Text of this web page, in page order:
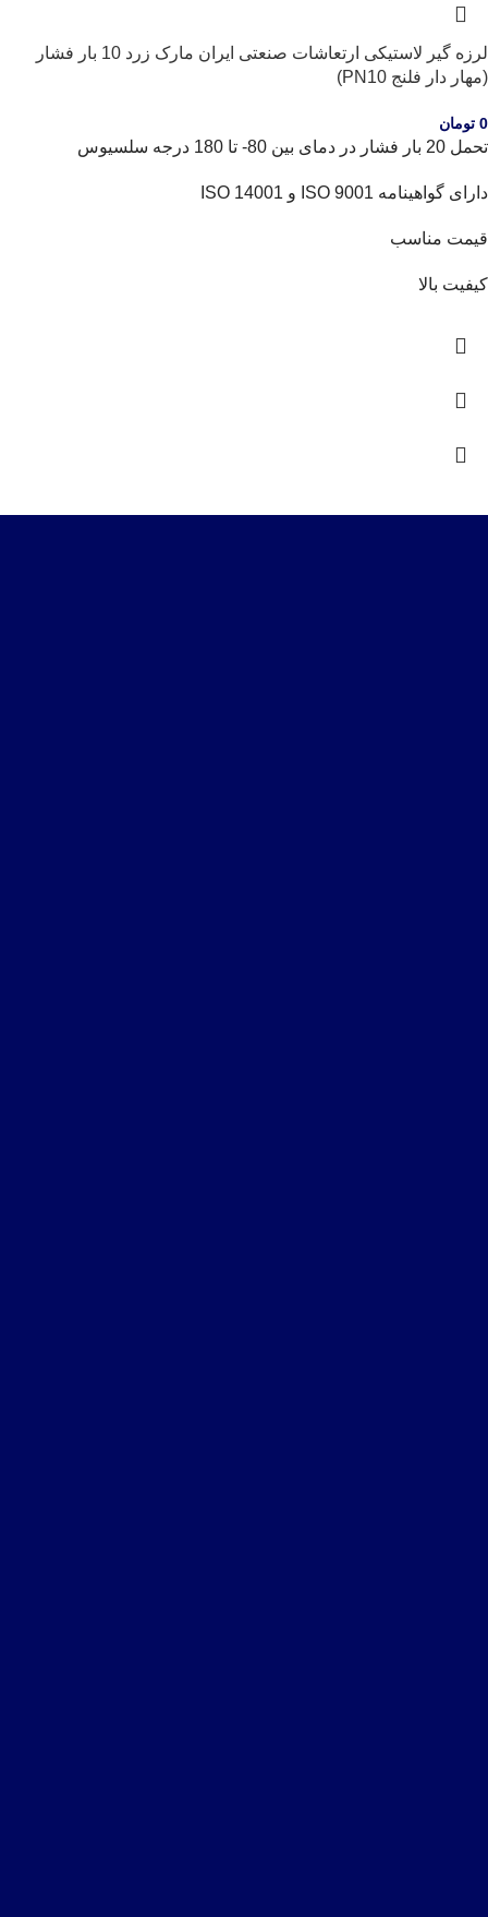
لرزه گیر لاستیکی ارتعاشات صنعتی ایران مارک زرد 10 بار فشار
(مهار دار فلنج PN10)
0 تومان
تحمل 20 بار فشار در دمای بین 80- تا 180 درجه سلسیوس
دارای گواهینامه ISO 9001 و ISO 14001
قیمت مناسب
کیفیت بالا